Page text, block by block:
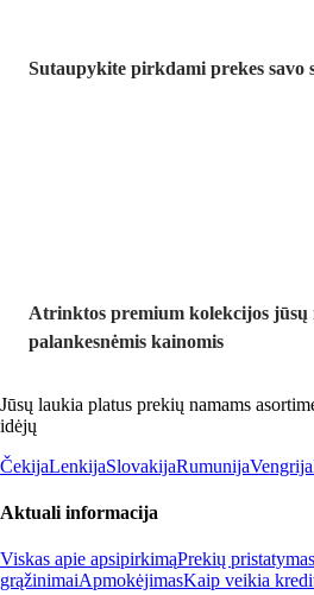
Sutaupykite pirkdami prekes savo
Atrinktos premium kolekcijos jūsų
palankesnėmis kainomis
Jūsų laukia platus prekių namams
idėjų
ČekijaLenkijaSlovakijaRumunijaVengrija
Aktuali informacija
Viskas apie apsipirkimąPrekių pristatymas
grąžinimaiApmokėjimasKaip veikia